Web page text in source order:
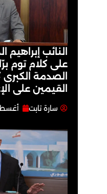
النائب
على كلام توم
الصدمة
القيمين على
سارة تابت أغسطس